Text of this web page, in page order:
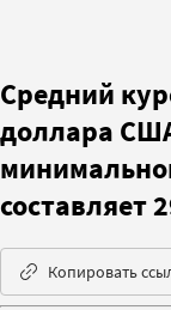
Средний
доллара
составляет
Копировать